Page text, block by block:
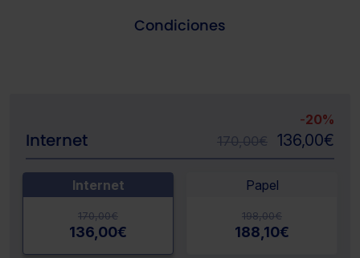
Condiciones
Internet
-20%
170,00€ 136,00€
Internet
170,00€
136,00€
Papel
198,00€
188,10€